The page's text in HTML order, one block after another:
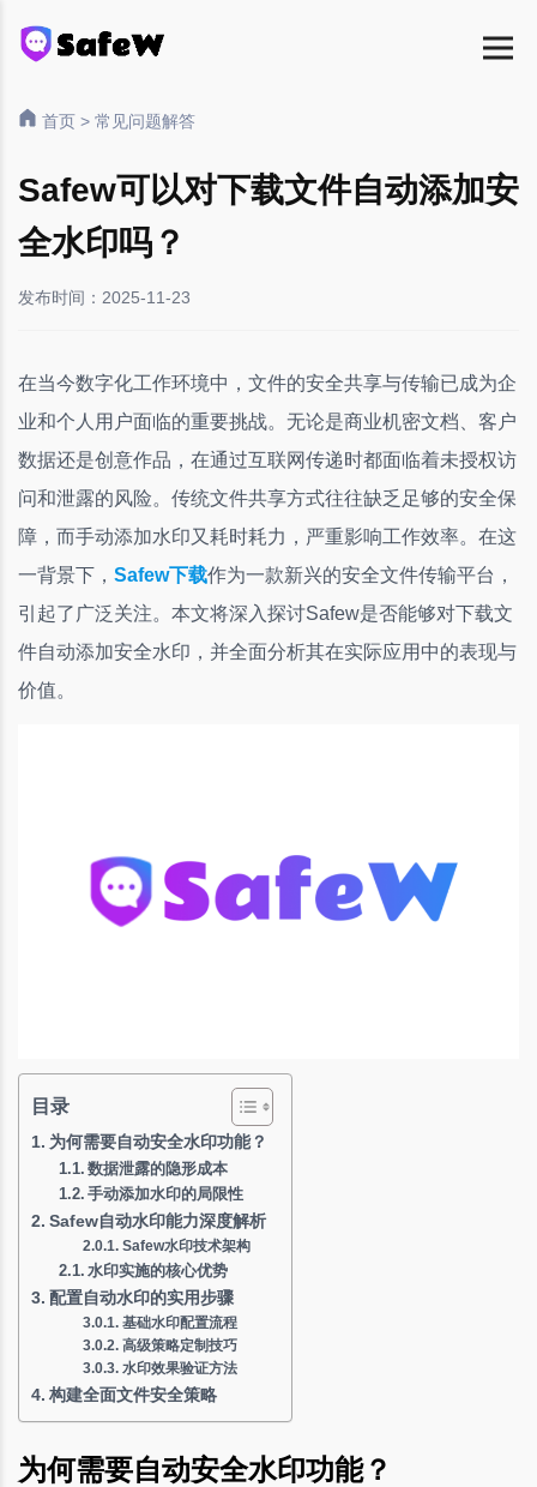
首页 > 常见问题解答
Safew可以对下载文件自动添加安
全水印吗？
发布时间：2025-11-23
在当今数字化工作环境中，文件的安全共享与传输已成为企
业和个人用户面临的重要挑战。无论是商业机密文档、客户
数据还是创意作品，在通过互联网传递时都面临着未授权访
问和泄露的风险。传统文件共享方式往往缺乏足够的安全保
障，而手动添加水印又耗时耗力，严重影响工作效率。在这
一背景下， Safew下载作为一款新兴的安全文件传输平台，
引起了广泛关注。本文将深入探讨Safew是否能够对下载文
件自动添加安全水印，并全面分析其在实际应用中的表现与
价值。
目录
为何需要自动安全水印功能？
数据泄露的隐形成本
手动添加水印的局限性
Safew自动水印能力深度解析
Safew水印技术架构
水印实施的核心优势
配置自动水印的实用步骤
基础水印配置流程
高级策略定制技巧
水印效果验证方法
构建全面文件安全策略
为何需要自动安全水印功能？